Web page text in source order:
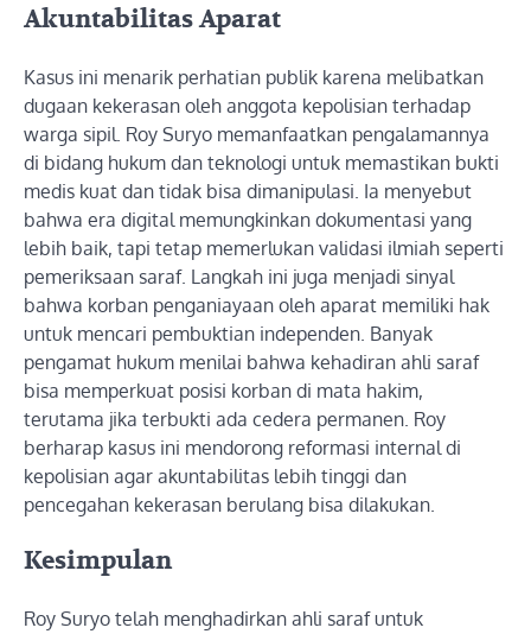
Akuntabilitas Aparat
Kasus ini menarik perhatian publik karena melibatkan
dugaan kekerasan oleh anggota kepolisian terhadap
warga sipil. Roy Suryo memanfaatkan pengalamannya
di bidang hukum dan teknologi untuk memastikan bukti
medis kuat dan tidak bisa dimanipulasi. Ia menyebut
bahwa era digital memungkinkan dokumentasi yang
lebih baik, tapi tetap memerlukan validasi ilmiah seperti
pemeriksaan saraf. Langkah ini juga menjadi sinyal
bahwa korban penganiayaan oleh aparat memiliki hak
untuk mencari pembuktian independen. Banyak
pengamat hukum menilai bahwa kehadiran ahli saraf
bisa memperkuat posisi korban di mata hakim,
terutama jika terbukti ada cedera permanen. Roy
berharap kasus ini mendorong reformasi internal di
kepolisian agar akuntabilitas lebih tinggi dan
pencegahan kekerasan berulang bisa dilakukan.
Kesimpulan
Roy Suryo telah menghadirkan ahli saraf untuk